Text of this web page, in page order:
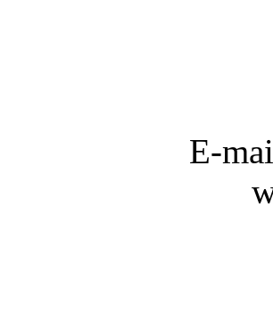
E-